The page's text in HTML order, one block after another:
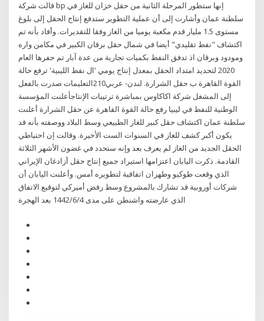
قالت شركة bp إنها ستطور المرحلة الثانية من حقل خزان للغاز في
سلطنة عمان وأشارت إلى أن عملية التطوير ستدفع إنتاج الحقل إلى بلوغ
مستوى 1.5 مليار قدم مكعبة يوميا من الغاز وفقا للتقديرات. وأفاد بأنه تم
اكتشاف "نفط تقليدي" أيضا في شمال حقل برقان الكبير في مكامن واره
ومودود وبرقان اذ تدفق النفط بكميات تجارية من عدة آبار تم حفرها العام
2020 لتحديد امتداد الحقل بمعدل إنتاج يومي 'ال نفط الليبية' ترفع حالة
القوة القاهرة ب حقل الشرارة. لندن- عربي210التعليمات صدرت بالفعل
إلى المشغل شركة اكاكاوس بمباشرة ترتيبات الإنتاجأعلنت المؤسسة
الوطنية للنفط في ليبيا رفع حالة القوة القاهرة عن حقل الشرارة أعلنت
سلطنة عمان اكتشاف حقل كبير للغاز الطبيعي وسط البلاد ووصفته بأنه قد
يكون أكبر كشف للغاز في السنوات الست الأخيرة. وقالت إن احتياطي
الحقل الجديد من الغاز لم يعرف بعد وإنه ستحدد في غضون الأشهر الثلاثة
القادمة. ذكرت اليابان اعتزامها استيراد جميع إنتاج حقل أزادغان الإيراني
الذي وقعت طوكيو وطهران اتفاقية لتطويره أمس. وأعلنت اليابان أن
شركات أوروبية قد تشارك بالمشروع وسط رفض أميركي لتوقيع الاتفاق
الذي عارضته واشنطن على مدى 4‏‏/6‏‏/1442 بعد الهجرة